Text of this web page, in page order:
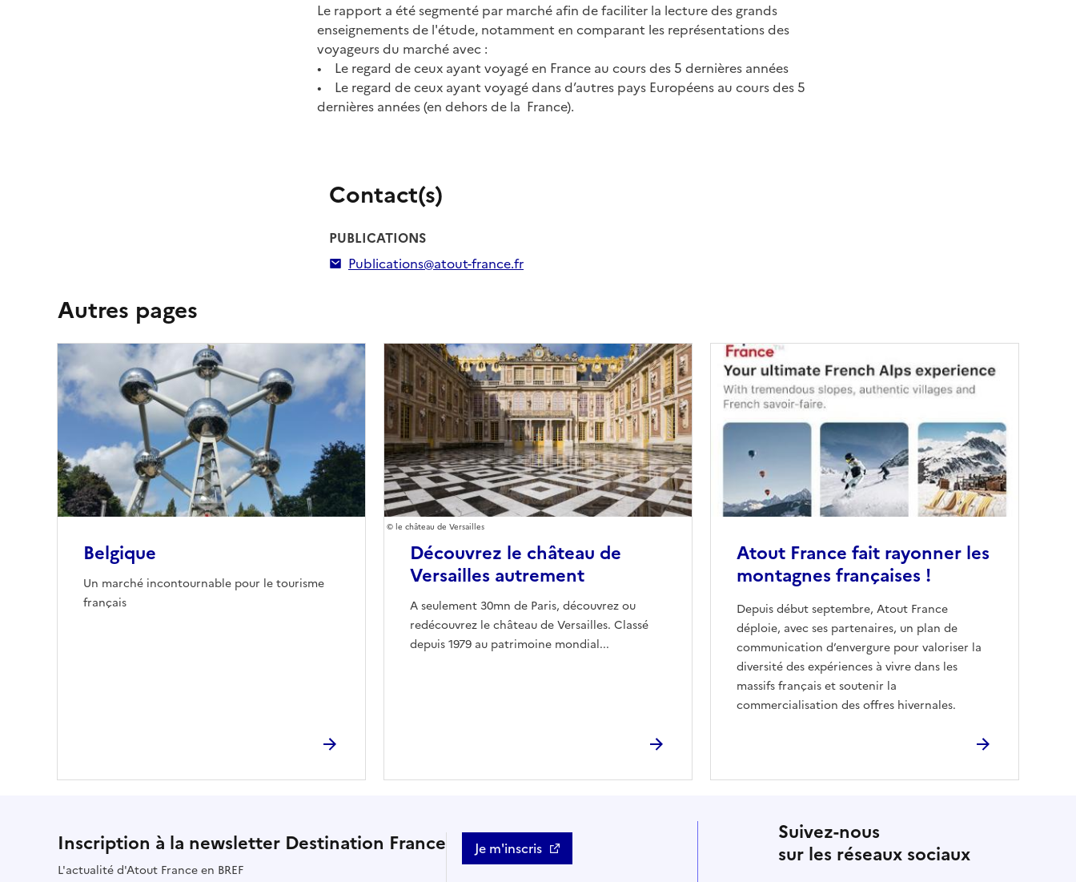
Le rapport a été segmenté par marché afin de faciliter la lecture des grands
enseignements de l'étude, notamment en comparant les représentations des
voyageurs du marché avec :
• Le regard de ceux ayant voyagé en France au cours des 5 dernières années
• Le regard de ceux ayant voyagé dans d’autres pays Européens au cours des 5
dernières années (en dehors de la France).
Contact(s)
PUBLICATIONS
Publications@atout-france.fr
Autres pages
Belgique
Un marché incontournable pour le tourisme
français
Découvrez le château de
Versailles autrement
A seulement 30mn de Paris, découvrez ou
redécouvrez le château de Versailles. Classé
depuis 1979 au patrimoine mondial...
le château de Versailles
Atout France fait rayonner les
montagnes françaises !
Depuis début septembre, Atout France
déploie, avec ses partenaires, un plan de
communication d’envergure pour valoriser la
diversité des expériences à vivre dans les
massifs français et soutenir la
commercialisation des offres hivernales.
Inscription à la newsletter Destination France
L'actualité d'Atout France en BREF
Je m'inscris
Suivez-nous
sur les réseaux sociaux